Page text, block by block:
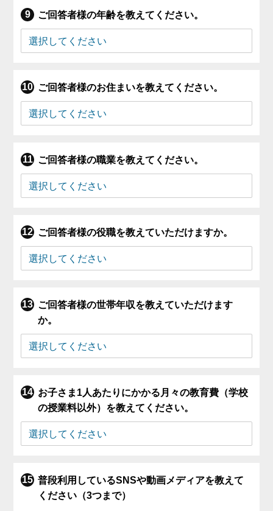
ご回答者様の年齢を教えてください。
ご回答者様のお住まいを教えてください。
ご回答者様の職業を教えてください。
ご回答者様の役職を教えていただけますか。
ご回答者様の世帯年収を教えていただけます
か。
お子さま1人あたりにかかる月々の教育費（学校
の授業料以外）を教えてください。
普段利用しているSNSや動画メディアを教えて
ください（3つまで）